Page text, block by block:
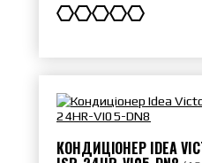
КОНДИЦІОНЕР IDEA